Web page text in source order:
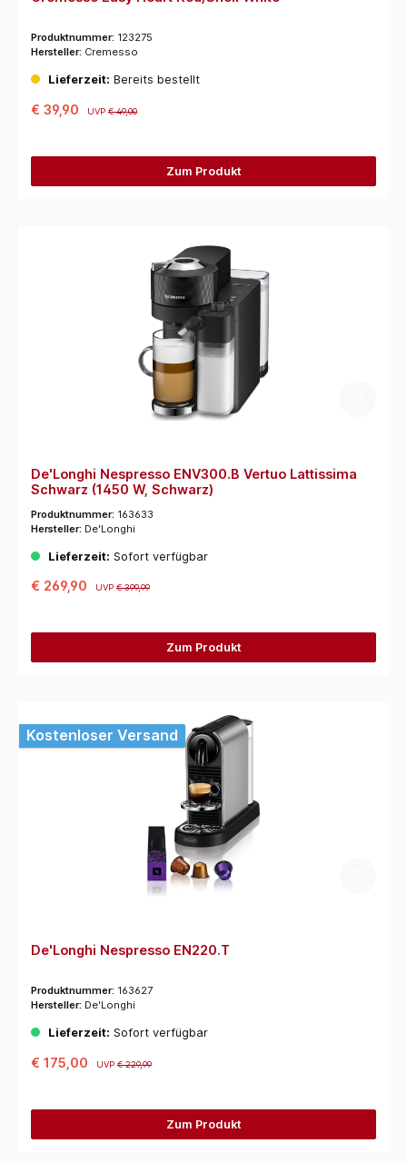
Produktnummer: 123275
Hersteller: Cremesso
Lieferzeit: Bereits bestellt
€ 39,90 UVP€ 49,00
Zum Produkt
De'Longhi Nespresso ENV300.B Vertuo Lattissima
Schwarz (1450 W, Schwarz)
Produktnummer: 163633
Hersteller: De'Longhi
Lieferzeit: Sofort verfügbar
€ 269,90 UVP€ 399,99
Zum Produkt
Kostenloser Versand
De'Longhi Nespresso EN220.T
Produktnummer: 163627
Hersteller: De'Longhi
Lieferzeit: Sofort verfügbar
€ 175,00 UVP€ 229,99
Zum Produkt